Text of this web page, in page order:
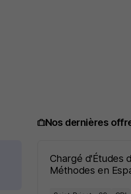
Nos dernières
Chargé d'Études
Méthodes en